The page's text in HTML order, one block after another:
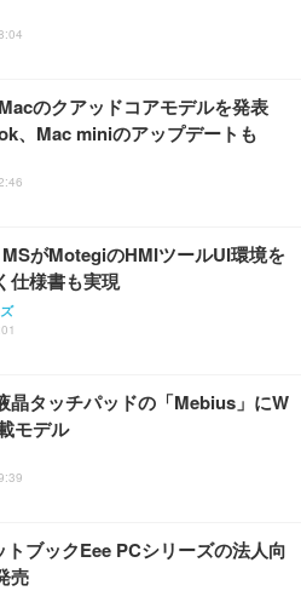
のクアッドコアモデルを発表
Mac miniのアップデートも
MSがMotegiのHMIツールUI環境を
仕様書も実現
晶タッチパッドの「Mebius」にW
モデル
ブックEee PCシリーズの法人向
売